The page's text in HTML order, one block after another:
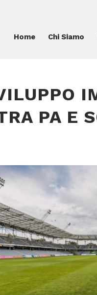
Home Chi Siamo
PA E